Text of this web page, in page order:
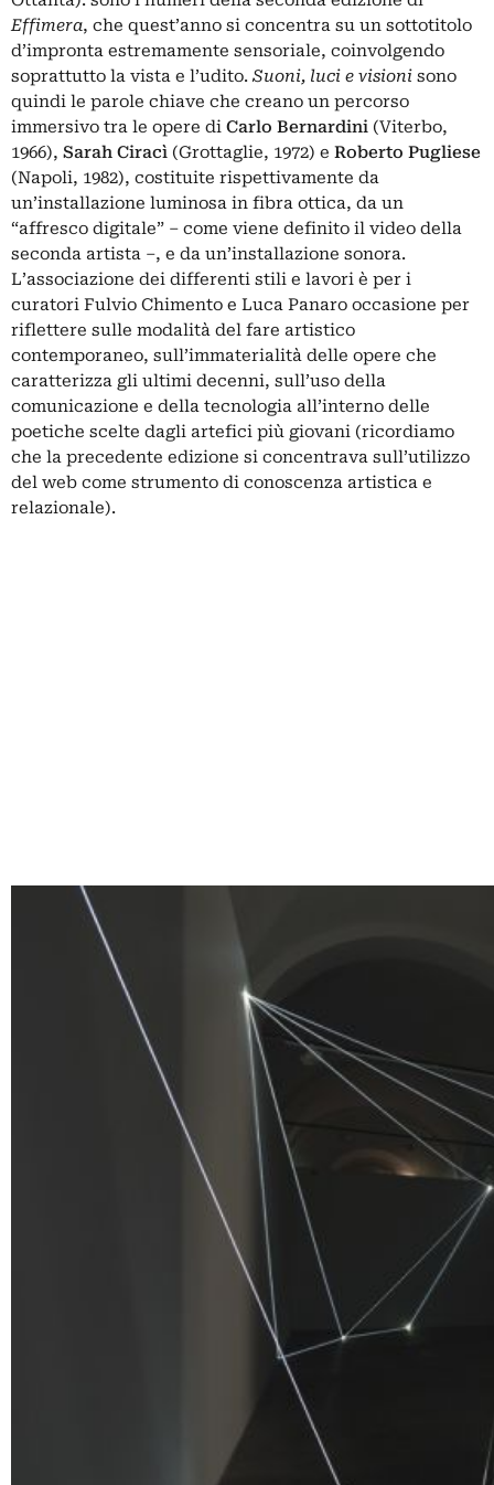
Effimera, che quest’anno si concentra su un sottotitolo
d’impronta estremamente sensoriale, coinvolgendo
soprattutto la vista e l’udito. Suoni, luci e visioni sono
quindi le parole chiave che creano un percorso
immersivo tra le opere di Carlo Bernardini (Viterbo,
1966), Sarah Ciracì (Grottaglie, 1972) e Roberto Pugliese
(Napoli, 1982), costituite rispettivamente da
un’installazione luminosa in fibra ottica, da un
“affresco digitale” – come viene definito il video della
seconda artista –, e da un’installazione sonora.
L’associazione dei differenti stili e lavori è per i
curatori Fulvio Chimento e Luca Panaro occasione per
riflettere sulle modalità del fare artistico
contemporaneo, sull’immaterialità delle opere che
caratterizza gli ultimi decenni, sull’uso della
comunicazione e della tecnologia all’interno delle
poetiche scelte dagli artefici più giovani (ricordiamo
che la precedente edizione si concentrava sull’utilizzo
del web come strumento di conoscenza artistica e
relazionale).